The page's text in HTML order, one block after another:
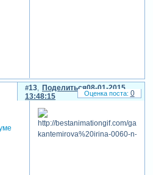
Поделиться
13
08-01-2015
13:48:15
0